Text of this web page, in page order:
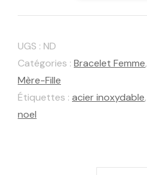
•Stella•
zirconium
"Enfant/adulte"
UGS : ND
Catégories : Bracelet Femme,
Mère-Fille
Étiquettes : acier inoxydable,
noel